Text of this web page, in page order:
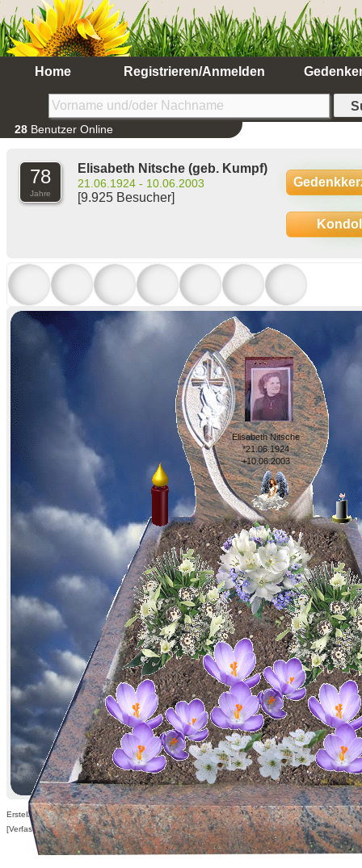
Home Registrieren/Anmelden
28 Benutzer Online
78
Jahre
Elisabeth Nitsche (geb. Kumpf)
21.06.1924 - 10.06.2003
[9.925 Besucher]
Elisabeth Nitsche
*21.06.1924
+10.06.2003
Erstellt am 15.03.2010,
[Verfasser nur für angemeldete Benutzer sichtbar]